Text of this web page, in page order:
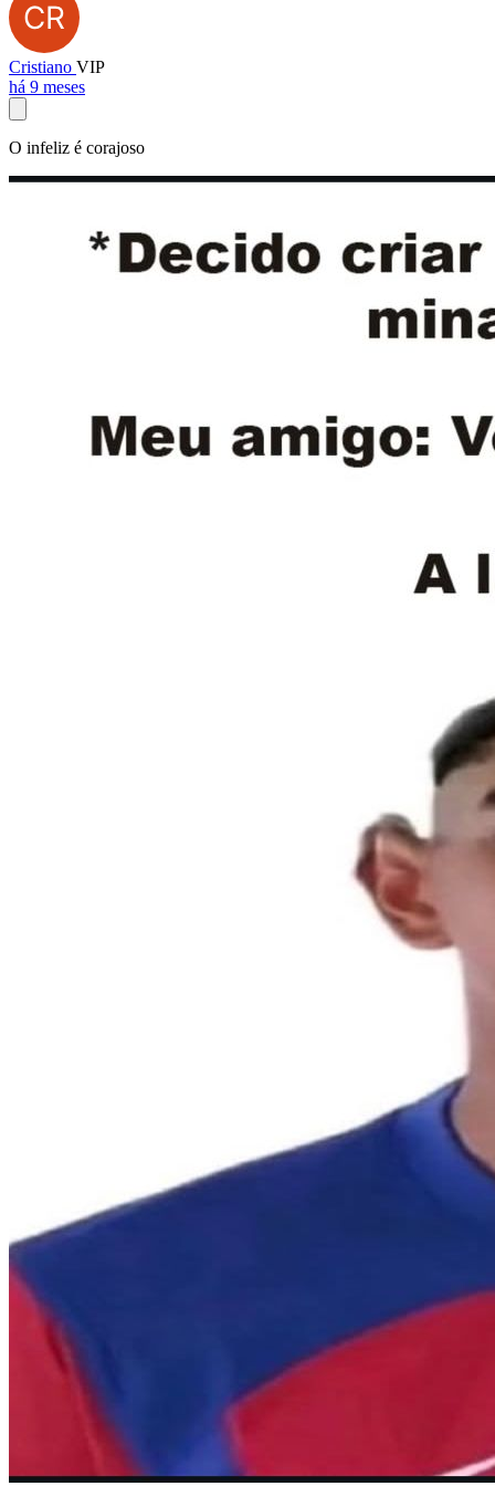
Cristiano VIP
há 9 meses
O infeliz é corajoso